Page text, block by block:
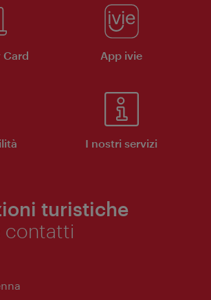
Card App ivie
I nostri servizi
turistiche
contatti